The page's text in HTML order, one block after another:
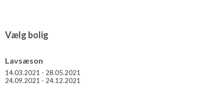
Vælg bolig
Lavsæson
14.03.2021 - 28.05.2021
24.09.2021 - 24.12.2021